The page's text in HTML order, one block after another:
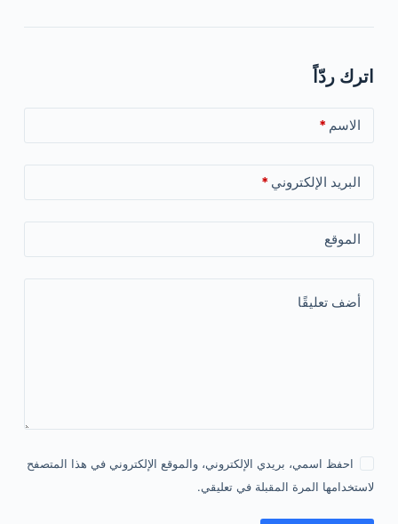
اترك ردّاً
الاسم *
البريد الإلكتروني *
الموقع
أضف تعليقًا
احفظ اسمي، بريدي الإلكتروني، والموقع الإلكتروني في هذا المتصفح
لاستخدامها المرة المقبلة في تعليقي.